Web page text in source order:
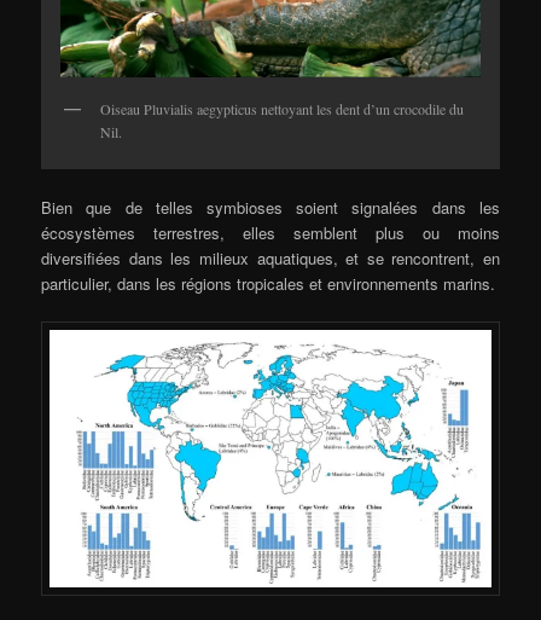
Oiseau Pluvialis aegypticus nettoyant les dent d’un crocodile du
Nil.
Bien que de telles symbioses soient signalées dans les
écosystèmes terrestres, elles semblent plus ou moins
diversifiées dans les milieux aquatiques, et se rencontrent, en
particulier, dans les régions tropicales et environnements marins.